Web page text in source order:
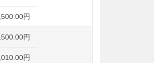
円
円
円